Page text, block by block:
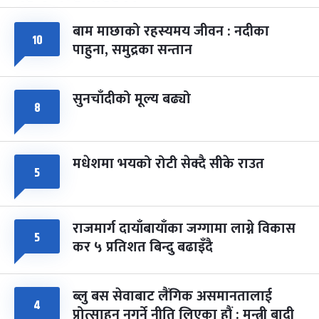
आइत चैत्र ७, २०८३-Mar 21, 2027
८
सोम
फागुपूर्णिमा
चैत्र ८, २०८३-Mar 22, 2027
७ महिना बाँकी
१० बाम माछाको रहस्यमय जीवन : नदीका
पाहुना, समुद्रका सन्तान
८ सुनचाँदीको मूल्य बढ्यो
५ मधेशमा भयको रोटी सेक्दै सीके राउत
५ राजमार्ग दायाँबायाँका जग्गामा लाग्ने विकास
कर ५ प्रतिशत बिन्दु बढाइँदै
४ ब्लु बस सेवाबाट लैंगिक असमानतालाई